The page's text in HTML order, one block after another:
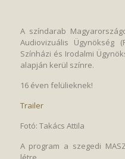
A színdarab
Audiovizuális Ügynökség
Színházi és Irodalmi
alapján kerül színre.
16 éven felülieknek!
Trailer
Fotó: Takács Attila
A program a szegedi